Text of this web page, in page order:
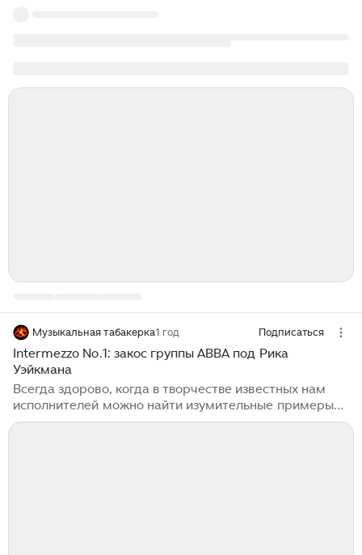
Музыкальная табакерка1 год Подписаться
Intermezzo No.1: закос группы ABBA под Рика
Уэйкмана
Всегда здорово, когда в творчестве известных нам
исполнителей можно найти изумительные примеры
фантазии и идей. Особенно интересно, когда